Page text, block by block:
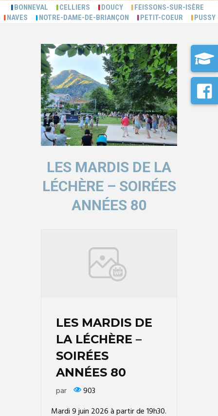
BONNEVAL CELLIERS DOUCY
FEISSONS-SUR-ISÈRE
NAVES
NOTRE-DAME-DE-BRIANÇON PETIT-COEUR PUSSY
LES MARDIS DE LA
LÉCHÈRE – SOIRÉES
ANNÉES 80
LES MARDIS DE
LA LÉCHÈRE –
SOIRÉES
ANNÉES 80
par
903
Mardi 9 juin 2026 à partir de 19h30.